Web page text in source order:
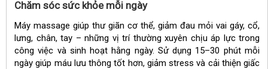
Chăm sóc sức khỏe mỗi ngày
Máy massage giúp thư giãn cơ thể, giảm đau mỏi vai gáy, cổ,
lưng, chân, tay – những vị trí thường xuyên chịu áp lực trong
công việc và sinh hoạt hằng ngày. Sử dụng 15–30 phút mỗi
ngày giúp máu lưu thông tốt hơn, giảm stress và cải thiện giấc